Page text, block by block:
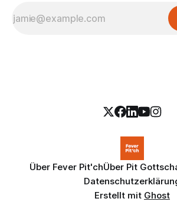
Über Fever Pit'chÜber Pit
Erstellt mit Ghost